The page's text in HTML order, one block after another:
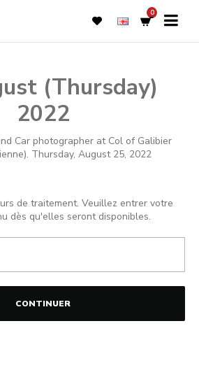
0
(Thursday)
2022
Car photographer at Col of Galibier
Thursday, August 25, 2022
de traitement. Veuillez entrer votre
dès qu'elles seront disponibles.
CONTINUER